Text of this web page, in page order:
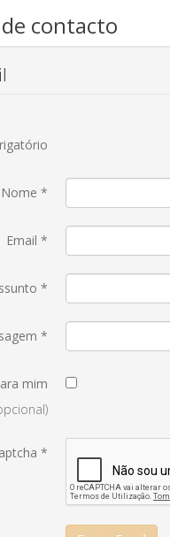
contacto
Nome *
Email *
*
*
mim
*